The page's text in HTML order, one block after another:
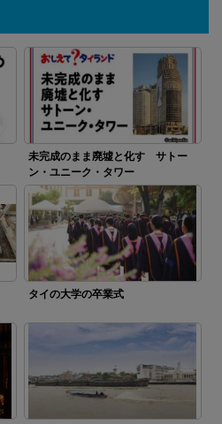
未完成のまま廃墟と化す サトー
ン・ユニーク・タワー
タイの大学の卒業式